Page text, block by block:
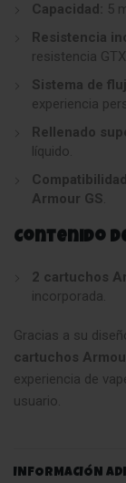
Capacidad:
5
Resistencia
resistencia
Sistema de
experiencia
Rellenado
líquido.
Compatibilidad:
Armour GS.
Contenido
2 cartuchos
incorporada.
Gracias a su
cartuchos
experiencia de
usuario.
INFORMACIÓN